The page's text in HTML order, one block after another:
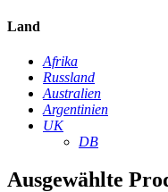
Land
Afrika
Russland
Australien
Argentinien
UK
DB
Ausgewählte